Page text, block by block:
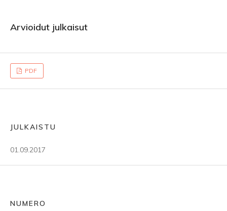
Arvioidut julkaisut
PDF
JULKAISTU
01.09.2017
NUMERO